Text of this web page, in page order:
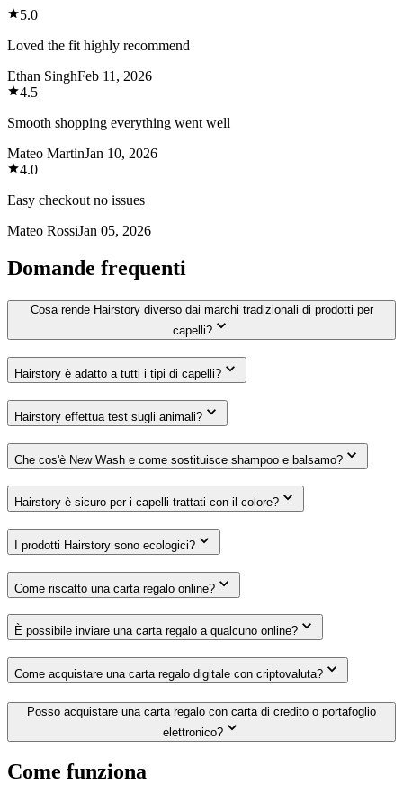
5.0
Loved the fit highly recommend
Ethan SinghFeb 11, 2026
4.5
Smooth shopping everything went well
Mateo MartinJan 10, 2026
4.0
Easy checkout no issues
Mateo RossiJan 05, 2026
Domande frequenti
Cosa rende Hairstory diverso dai marchi tradizionali di prodotti per
capelli?
Hairstory è adatto a tutti i tipi di capelli?
Hairstory effettua test sugli animali?
Che cos'è New Wash e come sostituisce shampoo e balsamo?
Hairstory è sicuro per i capelli trattati con il colore?
I prodotti Hairstory sono ecologici?
Come riscatto una carta regalo online?
È possibile inviare una carta regalo a qualcuno online?
Come acquistare una carta regalo digitale con criptovaluta?
Posso acquistare una carta regalo con carta di credito o portafoglio
elettronico?
Come funziona